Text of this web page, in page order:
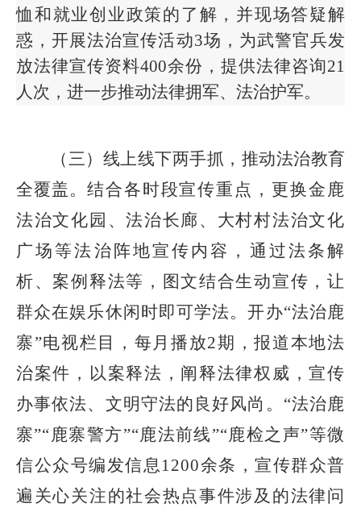
恤和就业创业政策的了解，并现场答疑解
惑，开展法治宣传活动3场，为武警官兵发
放法律宣传资料400余份，提供法律咨询21
人次，进一步推动法律拥军、法治护军。
（三）线上线下两手抓，推动法治教育
全覆盖。 结合各时段宣传重点，更换金鹿
法治文化园、法治长廊、大村村法治文化
广场等法治阵地宣传内容，通过法条解
析、案例释法等，图文结合生动宣传，让
群众在娱乐休闲时即可学法。开办“法治鹿
寨”电视栏目，每月播放2期，报道本地法
治案件，以案释法，阐释法律权威，宣传
办事依法、文明守法的良好风尚。 “法治鹿
寨”“鹿寨警方”“鹿法前线”“鹿检之声”等微
信公众号编发信息1200余条， 宣传群众普
遍关心关注的社会热点事件涉及的法律问